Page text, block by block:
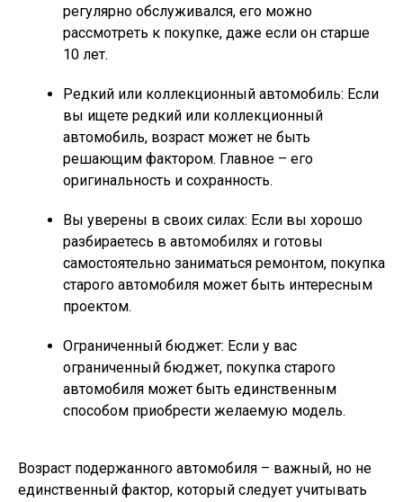
регулярно обслуживался, его можно
рассмотреть к покупке, даже если он старше
10 лет.
Редкий или коллекционный автомобиль: Если
вы ищете редкий или коллекционный
автомобиль, возраст может не быть
решающим фактором. Главное – его
оригинальность и сохранность.
Вы уверены в своих силах: Если вы хорошо
разбираетесь в автомобилях и готовы
самостоятельно заниматься ремонтом, покупка
старого автомобиля может быть интересным
проектом.
Ограниченный бюджет: Если у вас
ограниченный бюджет, покупка старого
автомобиля может быть единственным
способом приобрести желаемую модель.
Возраст подержанного автомобиля – важный, но не
единственный фактор, который следует учитывать